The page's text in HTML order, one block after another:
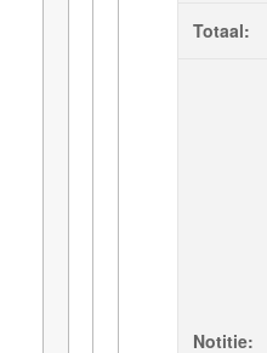
Totaal:
Notitie: